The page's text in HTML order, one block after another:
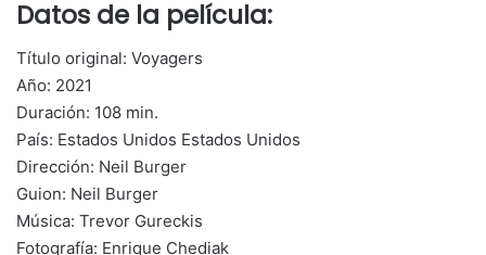
Datos de la película:
Título original: Voyagers
Año: 2021
Duración: 108 min.
País: Estados Unidos Estados Unidos
Dirección: Neil Burger
Guion: Neil Burger
Música: Trevor Gureckis
Fotografía: Enrique Chediak